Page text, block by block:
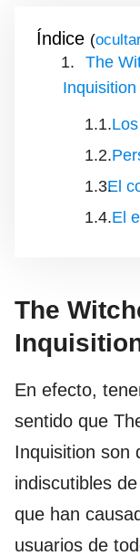
Índice (
The
Inquisition
El
El
The
En efecto,
sentido que
Inquisition son
indiscutibles
que han
usuarios de